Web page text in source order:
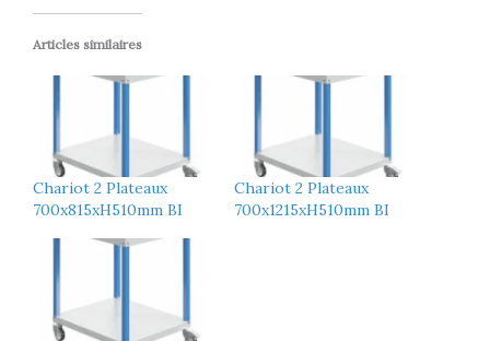
Articles similaires
Chariot 2 Plateaux
700x815xH510mm BI
Chariot 2 Plateaux
700x1215xH510mm BI